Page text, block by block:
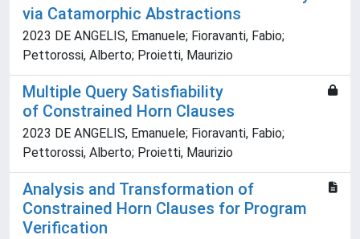
via Catamorphic Abstractions
2023 DE ANGELIS, Emanuele; Fioravanti, Fabio;
Pettorossi, Alberto; Proietti, Maurizio
Multiple Query Satisfiability
of Constrained Horn Clauses
2023 DE ANGELIS, Emanuele; Fioravanti, Fabio;
Pettorossi, Alberto; Proietti, Maurizio
Analysis and Transformation of
Constrained Horn Clauses for Program
Verification